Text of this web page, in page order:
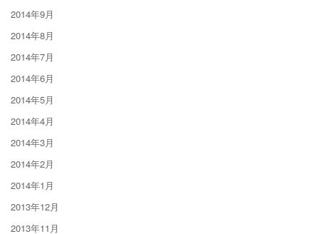
2014年9月
2014年8月
2014年7月
2014年6月
2014年5月
2014年4月
2014年3月
2014年2月
2014年1月
2013年12月
2013年11月